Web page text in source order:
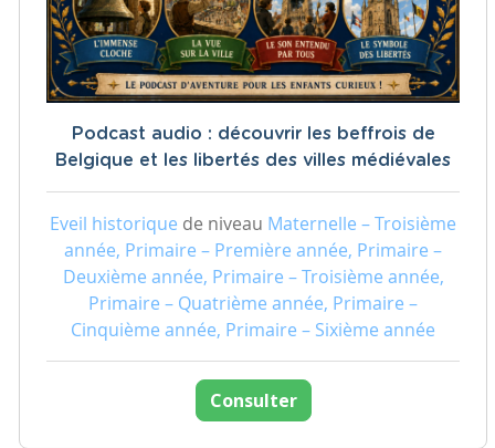
Podcast audio : découvrir les beffrois de
Belgique et les libertés des villes médiévales
Eveil historique de niveau Maternelle – Troisième
année, Primaire – Première année, Primaire –
Deuxième année, Primaire – Troisième année,
Primaire – Quatrième année, Primaire –
Cinquième année, Primaire – Sixième année
Consulter